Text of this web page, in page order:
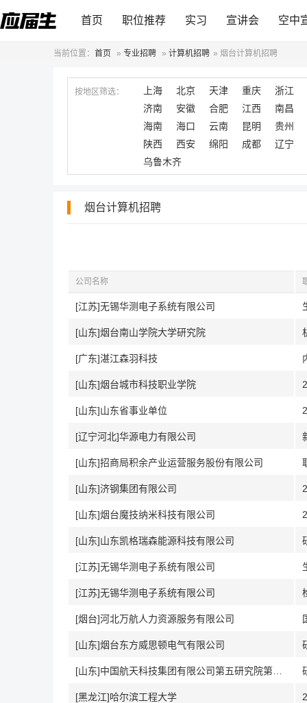
首页 职位推荐 实习 宣讲会 空中
当前位置： 首页 » 专业招聘 » 计算机招聘 » 烟台计算机招聘
按地区筛选： 上海 北京 天津 重庆
浙江
济南
安徽 合肥 江西
南昌
海南
海口 云南 昆明
贵州
陕西
西安 绵阳 成都
辽宁
乌鲁木齐
烟台计算机招聘
公司名称
[江苏]无锡华测电子系统有限公司
[山东]烟台南山学院大学研究院
[广东]湛江森羽科技
[山东]烟台城市科技职业学院
[山东]山东省事业单位
[辽宁河北]华源电力有限公司
[山东]招商局积余产业运营服务股份有限公司
[山东]济钢集团有限公司
[山东]烟台魔技纳米科技有限公司
[山东]山东凯格瑞森能源科技有限公司
[江苏]无锡华测电子系统有限公司
[江苏]无锡华测电子系统有限公司
[烟台]河北万航人力资源服务有限公司
[山东]烟台东方威思顿电气有限公司
[黑龙江]哈尔滨工程大学